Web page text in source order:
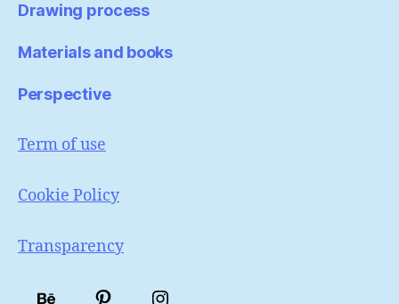
Drawing process
Materials and books
Perspective
Term of use
Cookie Policy
Transparency
PortfólioPinterestInstagram